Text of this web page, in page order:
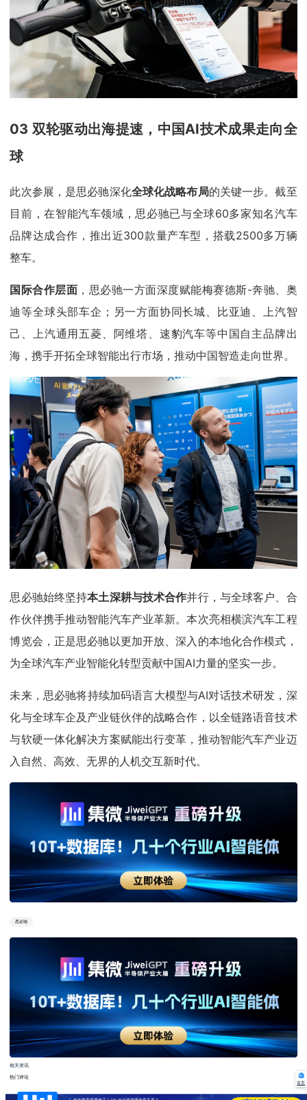
03 双轮驱动出海提速，中国AI技术成果走向全
球
此次参展，是思必驰深化全球化战略布局的关键一步。截至
目前，在智能汽车领域，思必驰已与全球60多家知名汽车
品牌达成合作，推出近300款量产车型，搭载2500多万辆
整车。
国际合作层面 ，思必驰一方面深度赋能梅赛德斯-奔驰、奥
迪等全球头部车企；另一方面协同长城、比亚迪、上汽智
己、上汽通用五菱、阿维塔、速豹汽车等中国自主品牌出
海，携手开拓全球智能出行市场，推动中国智造走向世界。
思必驰始终坚持本土深耕与技术合作并行，与全球客户、合
作伙伴携手推动智能汽车产业革新。本次亮相横滨汽车工程
博览会，正是思必驰以更加开放、深入的本地化合作模式，
为全球汽车产业智能化转型贡献中国AI力量的坚实一步。
未来，思必驰将持续加码语言大模型与AI对话技术研发，深
化与全球车企及产业链伙伴的战略合作，以全链路语音技术
与软硬一体化解决方案赋能出行变革，推动智能汽车产业迈
入自然、高效、无界的人机交互新时代。
思必驰
相关资讯
热门评论
首页